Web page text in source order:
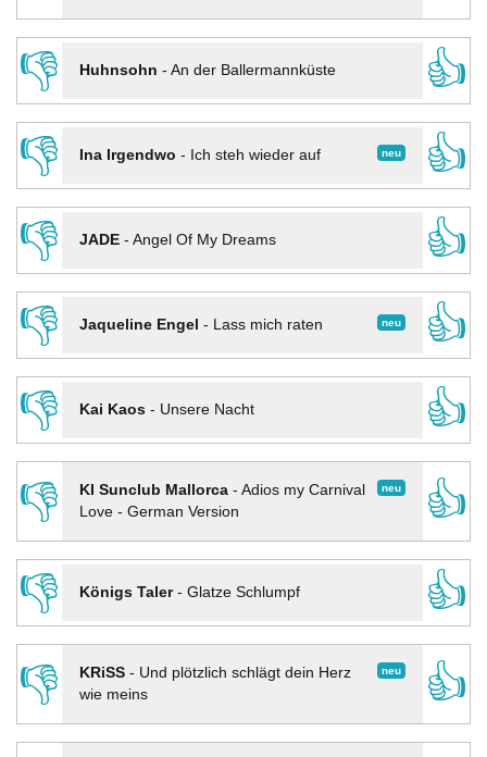
👎
Huhnsohn - An der Ballermannküste
👍
👎
neu
Ina Irgendwo - Ich steh wieder auf
👍
👎
JADE- Angel Of My Dreams
👍
👎
neu
Jaqueline Engel - Lass mich raten
👍
👎
Kai Kaos- Unsere Nacht
👍
👎
neu
KI Sunclub Mallorca- Adios my Carnival
Love - German Version
👍
👎
Königs Taler- Glatze Schlumpf
👍
👎
neu
KRiSS- Und plötzlich schlägt dein Herz
wie meins
👍